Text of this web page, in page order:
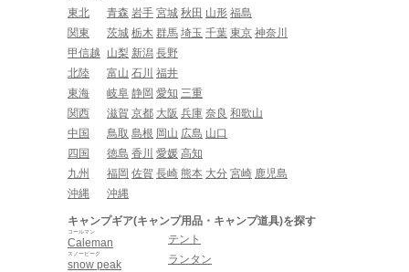
東北
青森 岩手 宮城 秋田 山形 福島
関東
茨城 栃木 群馬 埼玉 千葉 東京 神奈川
甲信越
山梨 新潟 長野
北陸
富山 石川 福井
東海
岐阜 静岡 愛知 三重
関西
滋賀 京都 大阪 兵庫 奈良 和歌山
中国
鳥取 島根 岡山 広島 山口
四国
徳島 香川 愛媛 高知
九州
福岡 佐賀 長崎 熊本 大分 宮崎 鹿児島
沖縄
沖縄
キャンプギア(キャンプ用品・キャンプ道具)を探す
Caleman
コールマン
snow peak
スノーピーク
テント
ランタン